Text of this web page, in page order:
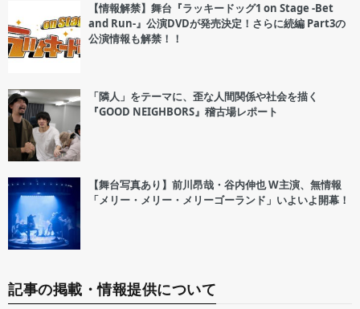
【情報解禁】舞台『ラッキードッグ1 on Stage -Bet
and Run-』公演DVDが発売決定！さらに続編 Part3の
公演情報も解禁！！
「隣人」をテーマに、歪な人間関係や社会を描く
『GOOD NEIGHBORS』稽古場レポート
【舞台写真あり】前川昂哉・谷内伸也 W主演、無情報
「メリー・メリー・メリーゴーランド」いよいよ開幕！
記事の掲載・情報提供について